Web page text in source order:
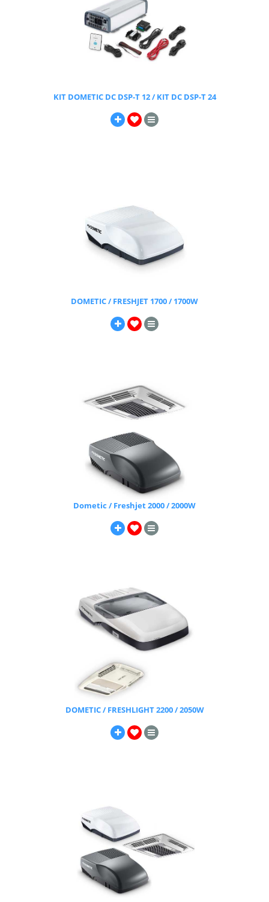
KIT DOMETIC DC DSP-T 12 / KIT DC DSP-T 24
DOMETIC / FRESHJET 1700 / 1700W
Dometic / Freshjet 2000 / 2000W
DOMETIC / FRESHLIGHT 2200 / 2050W